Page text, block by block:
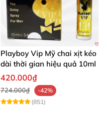
Playboy Vip Mỹ chai xịt kéo
dài thời gian hiệu quả 10ml
420.000₫
724.000₫
-42%
(851)